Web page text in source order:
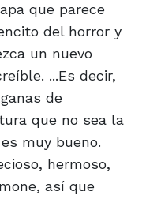
que parece
del horror y
un nuevo
...Es decir,
de
que no sea la
muy bueno.
hermoso,
así que